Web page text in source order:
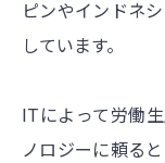
ピンやインドネ
しています。
ITによって労働
ノロジーに頼る